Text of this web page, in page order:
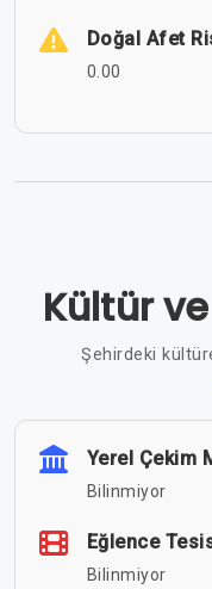
Doğal Afet
0.00
Kültür
Şehirdeki
Yerel Çekim
Bilinmiyor
Eğlence
Bilinmiyor